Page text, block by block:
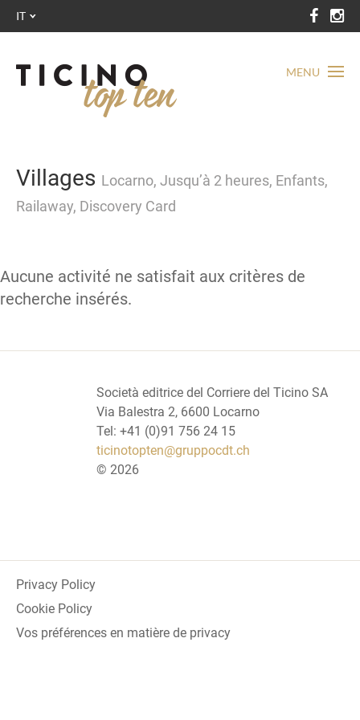
MENU
IT
Villages Locarno, Jusqu’à 2 heures, Enfants,
Railaway, Discovery Card
Aucune activité ne satisfait aux critères de
recherche insérés.
Società editrice del Corriere del Ticino SA
Via Balestra 2, 6600 Locarno
Tel: +41 (0)91 756 24 15
ticinotopten@gruppocdt.ch
© 2026
Privacy Policy
Cookie Policy
Vos préférences en matière de privacy